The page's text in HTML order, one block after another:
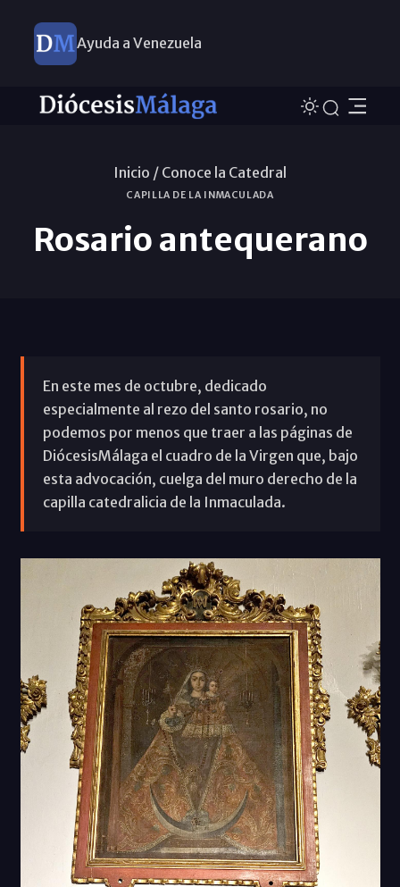
Ayuda a Venezuela
Inicio / Conoce la Catedral
CAPILLA DE LA INMACULADA
Rosario antequerano
En este mes de octubre, dedicado
especialmente al rezo del santo rosario, no
podemos por menos que traer a las páginas de
DiócesisMálaga el cuadro de la Virgen que, bajo
esta advocación, cuelga del muro derecho de la
capilla catedralicia de la Inmaculada.